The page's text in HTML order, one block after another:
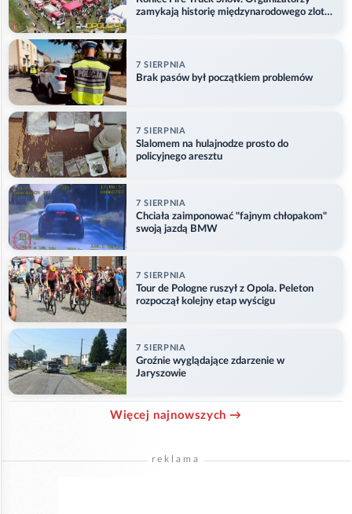
zamykają historię międzynarodowego zlotu
7 SIERPNIA
Brak pasów był początkiem problemów
7 SIERPNIA
Slalomem na hulajnodze prosto do
policyjnego aresztu
7 SIERPNIA
Chciała zaimponować "fajnym chłopakom"
swoją jazdą BMW
7 SIERPNIA
Tour de Pologne ruszył z Opola. Peleton
rozpoczął kolejny etap wyścigu
7 SIERPNIA
Groźnie wyglądające zdarzenie w
Jaryszowie
Więcej najnowszych →
reklama